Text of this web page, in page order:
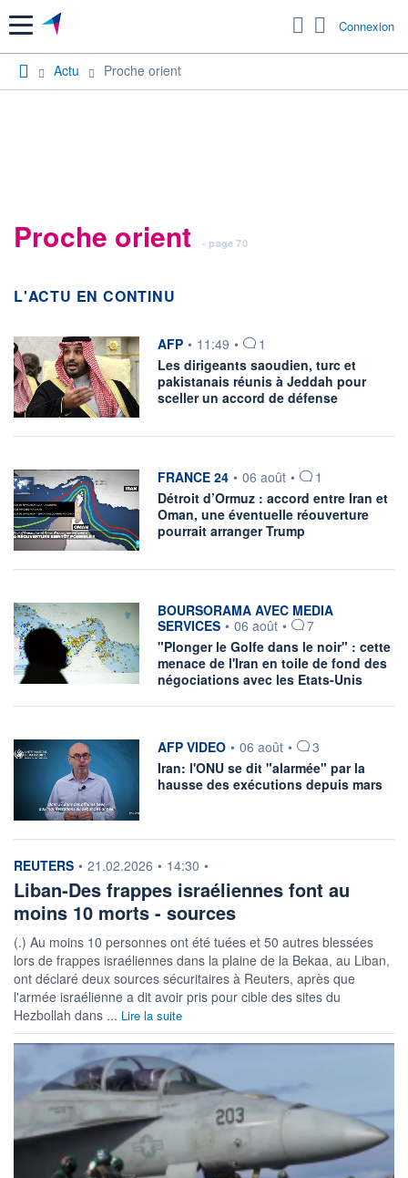
Menu Connexion
Actu Proche orient
Proche orient - page 70
L'ACTU EN CONTINU
information fournie par
AFP • 11:49 •
1
Les dirigeants saoudien, turc et
pakistanais réunis à Jeddah pour
sceller un accord de défense
information fournie par
FRANCE 24 • 06 août •
1
Détroit d’Ormuz : accord entre Iran et
Oman, une éventuelle réouverture
pourrait arranger Trump
information fournie par
BOURSORAMA AVEC MEDIA
SERVICES • 06 août •
7
"Plonger le Golfe dans le noir" : cette
menace de l'Iran en toile de fond des
négociations avec les Etats-Unis
information fournie par
AFP VIDEO • 06 août •
3
Iran: l'ONU se dit "alarmée" par la
hausse des exécutions depuis mars
information fournie par
REUTERS • 21.02.2026 • 14:30 •
Liban-Des frappes israéliennes font au
moins 10 morts - sources
(.) Au moins 10 personnes ont été tuées et 50 autres blessées
lors de frappes israéliennes dans la plaine de la Bekaa, au Liban,
ont déclaré deux sources sécuritaires à Reuters, après que
l'armée israélienne a dit avoir pris pour cible des sites du
Hezbollah dans ... Lire la suite